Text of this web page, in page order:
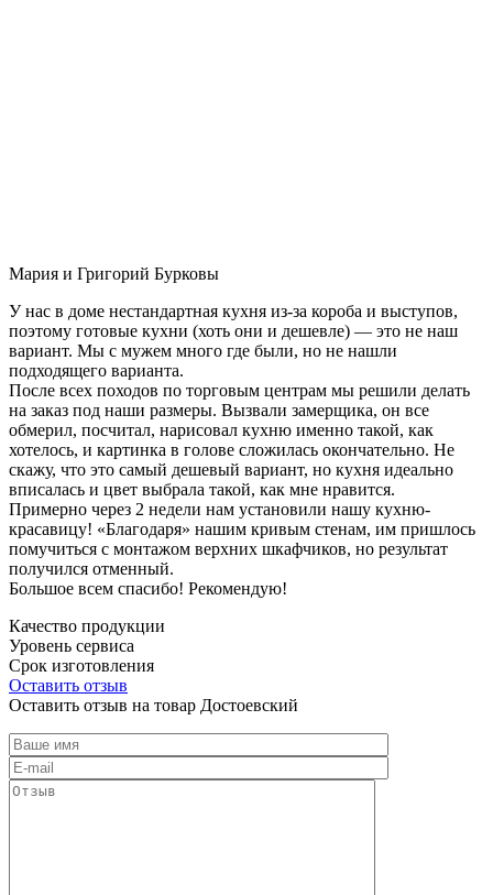
Мария и Григорий Бурковы
У нас в доме нестандартная кухня из-за короба и выступов,
поэтому готовые кухни (хоть они и дешевле) — это не наш
вариант. Мы с мужем много где были, но не нашли
подходящего варианта.
После всех походов по торговым центрам мы решили делать
на заказ под наши размеры. Вызвали замерщика, он все
обмерил, посчитал, нарисовал кухню именно такой, как
хотелось, и картинка в голове сложилась окончательно. Не
скажу, что это самый дешевый вариант, но кухня идеально
вписалась и цвет выбрала такой, как мне нравится.
Примерно через 2 недели нам установили нашу кухню-
красавицу! «Благодаря» нашим кривым стенам, им пришлось
помучиться с монтажом верхних шкафчиков, но результат
получился отменный.
Большое всем спасибо! Рекомендую!
Качество продукции
Уровень сервиса
Срок изготовления
Оставить отзыв
Оставить отзыв на товар Достоевский